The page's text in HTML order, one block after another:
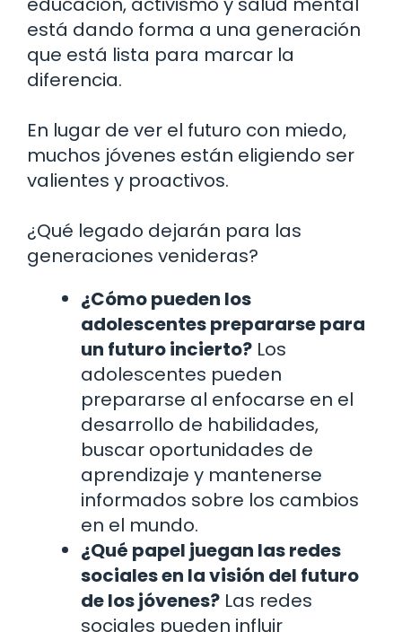
está dando forma a una generación
que está lista para marcar la
diferencia.
En lugar de ver el futuro con miedo,
muchos jóvenes están eligiendo ser
valientes y proactivos.
¿Qué legado dejarán para las
generaciones venideras?
¿Cómo pueden los
adolescentes prepararse para
un futuro incierto? Los
adolescentes pueden
prepararse al enfocarse en el
desarrollo de habilidades,
buscar oportunidades de
aprendizaje y mantenerse
informados sobre los cambios
en el mundo.
¿Qué papel juegan las redes
sociales en la visión del futuro
de los jóvenes? Las redes
sociales pueden influir